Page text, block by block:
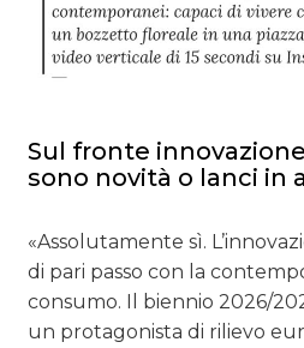
Sul fronte
sono novità o lanci in
«Assolutamente sì.
di pari passo con la
consumo. Il biennio 2026/
un protagonista di rilievo